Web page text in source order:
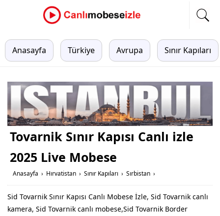
Anasayfa Türkiye Avrupa Sınır Kapıları
Tovarnik Sınır Kapısı Canlı izle
2025 Live Mobese
Anasayfa › Hırvatistan › Sınır Kapıları › Sırbistan ›
Sid Tovarnik Sınır Kapısı Canlı Mobese İzle, Sid Tovarnik canlı
kamera, Sid Tovarnik canlı mobese,Sid Tovarnik Border